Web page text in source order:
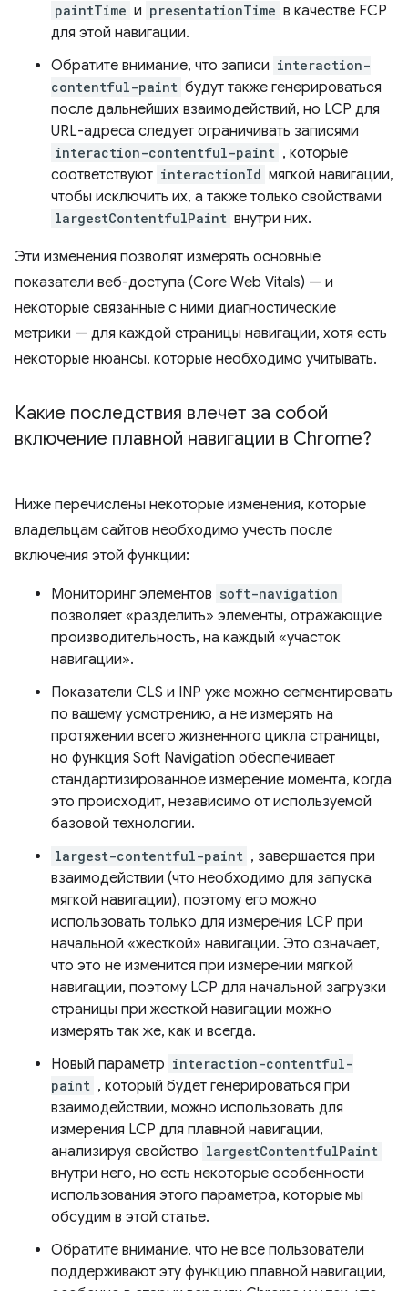
paintTime и presentationTime в качестве FCP
для этой навигации.
Обратите внимание, что записи interaction-
contentful-paint будут также генерироваться
после дальнейших взаимодействий, но LCP для
URL-адреса следует ограничивать записями
interaction-contentful-paint , которые
соответствуют interactionId мягкой навигации,
чтобы исключить их, а также только свойствами
largestContentfulPaint внутри них.
Эти изменения позволят измерять основные
показатели веб-доступа (Core Web Vitals) — и
некоторые связанные с ними диагностические
метрики — для каждой страницы навигации, хотя есть
некоторые нюансы, которые необходимо учитывать.
Какие последствия влечет за собой
включение плавной навигации в Chrome?
Ниже перечислены некоторые изменения, которые
владельцам сайтов необходимо учесть после
включения этой функции:
Мониторинг элементов soft-navigation
позволяет «разделить» элементы, отражающие
производительность, на каждый «участок
навигации».
Показатели CLS и INP уже можно сегментировать
по вашему усмотрению, а не измерять на
протяжении всего жизненного цикла страницы,
но функция Soft Navigation обеспечивает
стандартизированное измерение момента, когда
это происходит, независимо от используемой
базовой технологии.
largest-contentful-paint , завершается при
взаимодействии (что необходимо для запуска
мягкой навигации), поэтому его можно
использовать только для измерения LCP при
начальной «жесткой» навигации. Это означает,
что это не изменится при измерении мягкой
навигации, поэтому LCP для начальной загрузки
страницы при жесткой навигации можно
измерять так же, как и всегда.
Новый параметр interaction-contentful-
paint , который будет генерироваться при
взаимодействии, можно использовать для
измерения LCP для плавной навигации,
анализируя свойство largestContentfulPaint
внутри него, но есть некоторые особенности
использования этого параметра, которые мы
обсудим в этой статье.
Обратите внимание, что не все пользователи
поддерживают эту функцию плавной навигации,